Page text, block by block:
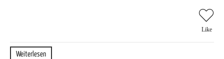
Like
Weiterlesen